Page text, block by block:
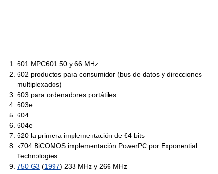
601 MPC601 50 y 66 MHz
602 productos para consumidor (bus de datos y direcciones
multiplexados)
603 para ordenadores portátiles
603e
604
604e
620 la primera implementación de 64 bits
x704 BiCOMOS implementación PowerPC por Exponential
Technologies
750 G3 (1997) 233 MHz y 266 MHz